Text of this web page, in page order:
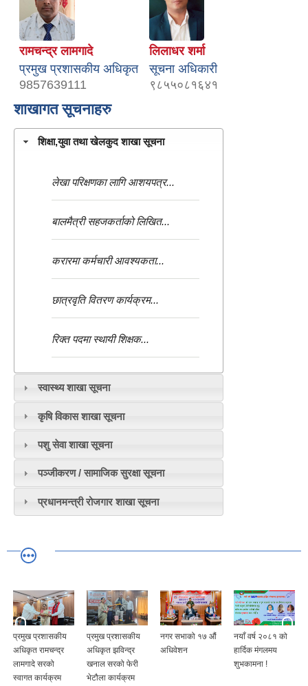
रामचन्द्र लामगादे
प्रमुख प्रशासकीय अधिकृत
9857639111
लिलाधर शर्मा
सूचना अधिकारी
९८५५०८१६४१
शाखागत सूचनाहरु
शिक्षा,युवा तथा खेलकुद शाखा सूचना
लेखा परिक्षणका लागि आशयपत्र...
बालमैत्री सहजकर्ताको लिखित...
करारमा कर्मचारी आवश्यकता...
छात्रवृति वितरण कार्यक्रम...
रिक्त पदमा स्थायी शिक्षक...
स्वास्थ्य शाखा सूचना
कृषि विकास शाखा सूचना
पशु सेवा शाखा सूचना
पञ्जीकरण / सामाजिक सुरक्षा सूचना
प्रधानमन्त्री रोजगार शाखा सूचना
प्रमुख प्रशासकीय
अधिकृत रामचन्द्र
लामगादे सरको
स्वागत कार्यक्रम
प्रमुख प्रशासकीय
अधिकृत झविन्द्र
खनाल सरको फेरी
भेटौला कार्यक्रम
नगर सभाको १७ औं
अधिवेशन
नयाँ वर्ष २०८१ को
हार्दिक मंगलमय
शुभकामना !